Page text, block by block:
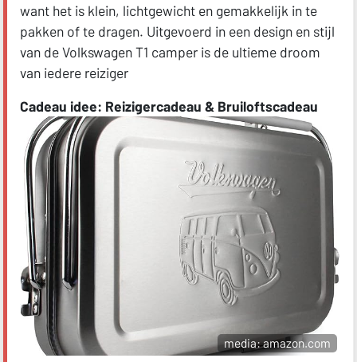
want het is klein, lichtgewicht en gemakkelijk in te
pakken of te dragen. Uitgevoerd in een design en stijl
van de Volkswagen T1 camper is de ultieme droom
van iedere reiziger
Cadeau idee: Reizigercadeau & Bruiloftscadeau
media: amazon.com